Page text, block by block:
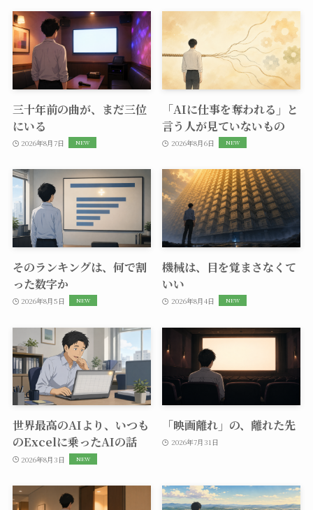
三十年前の曲が、まだ三位
にいる
2026年8月7日
「AIに仕事を奪われる」と
言う人が見ていないもの
2026年8月6日
そのランキングは、何で割
った数字か
2026年8月5日
機械は、目を覚まさなくて
いい
2026年8月4日
世界最高のAIより、いつも
のExcelに乗ったAIの話
2026年8月3日
「映画離れ」の、離れた先
2026年7月31日